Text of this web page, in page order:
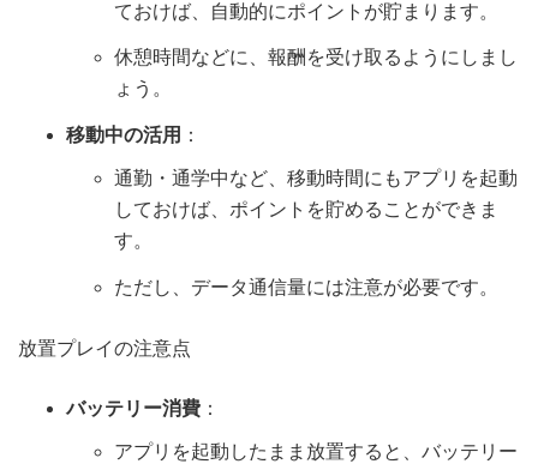
ておけば、自動的にポイントが貯まります。
休憩時間などに、報酬を受け取るようにしまし
ょう。
移動中の活用 ：
通勤・通学中など、移動時間にもアプリを起動
しておけば、ポイントを貯めることができま
す。
ただし、データ通信量には注意が必要です。
放置プレイの注意点
バッテリー消費 ：
アプリを起動したまま放置すると、バッテリー